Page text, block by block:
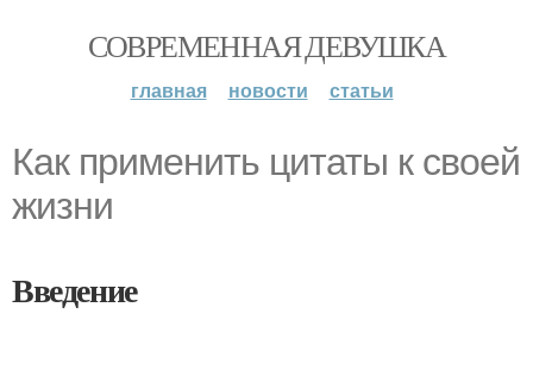
СОВРЕМЕННАЯ ДЕВУШКА
главная новости статьи
Как применить цитаты к своей
жизни
Введение